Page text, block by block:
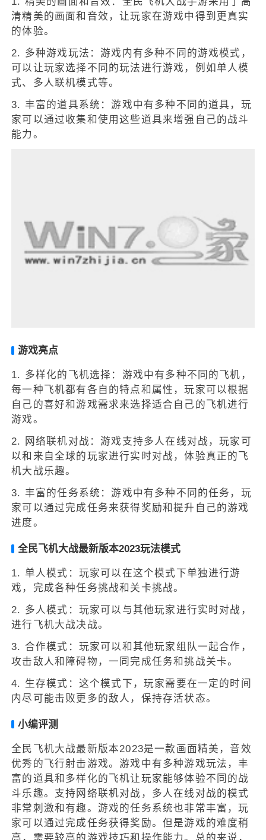
清精美的画面和音效，让玩家在游戏中得到更真实
的体验。
2. 多种游戏玩法：游戏内有多种不同的游戏模式，
可以让玩家选择不同的玩法进行游戏，例如单人模
式、多人联机模式等。
3. 丰富的道具系统：游戏中有多种不同的道具，玩
家可以通过收集和使用这些道具来增强自己的战斗
能力。
游戏亮点
1. 多样化的飞机选择：游戏中有多种不同的飞机，
每一种飞机都有各自的特点和属性，玩家可以根据
自己的喜好和游戏需求来选择适合自己的飞机进行
游戏。
2. 网络联机对战：游戏支持多人在线对战，玩家可
以和来自全球的玩家进行实时对战，体验真正的飞
机大战乐趣。
3. 丰富的任务系统：游戏中有多种不同的任务，玩
家可以通过完成任务来获得奖励和提升自己的游戏
进度。
全民飞机大战最新版本2023玩法模式
1. 单人模式：玩家可以在这个模式下单独进行游
戏，完成各种任务挑战和关卡挑战。
2. 多人模式：玩家可以与其他玩家进行实时对战，
进行飞机大战决战。
3. 合作模式：玩家可以和其他玩家组队一起合作，
攻击敌人和障碍物，一同完成任务和挑战关卡。
4. 生存模式：这个模式下，玩家需要在一定的时间
内尽可能击败更多的敌人，保持存活状态。
小编评测
全民飞机大战最新版本2023是一款画面精美，音效
优秀的飞行射击游戏。游戏中有多种游戏玩法，丰
富的道具和多样化的飞机让玩家能够体验不同的战
斗乐趣。支持网络联机对战，多人在线对战的模式
非常刺激和有趣。游戏的任务系统也非常丰富，玩
家可以通过完成任务获得奖励。但是游戏的难度稍
高，需要较高的游戏技巧和操作能力。总的来说，